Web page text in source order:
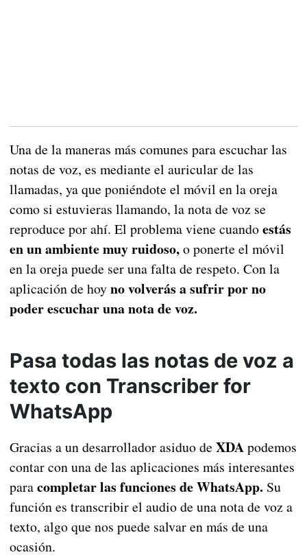
Una de la maneras más comunes para escuchar las
notas de voz, es mediante el auricular de las
llamadas, ya que poniéndote el móvil en la oreja
como si estuvieras llamando, la nota de voz se
reproduce por ahí. El problema viene cuandoestás
en un ambiente muy ruidoso,o ponerte el móvil
en la oreja puede ser una falta de respeto. Con la
aplicación de hoyno volverás a sufrir por no
poder escuchar una nota de voz.
Pasa todas las notas de voz a
texto con Transcriber for
WhatsApp
Gracias a un desarrollador asiduo de XDApodemos
contar con una de las aplicaciones más interesantes
paracompletar las funciones de WhatsApp. Su
función es transcribir el audio de una nota de voz a
texto, algo que nos puede salvar en más de una
ocasión.